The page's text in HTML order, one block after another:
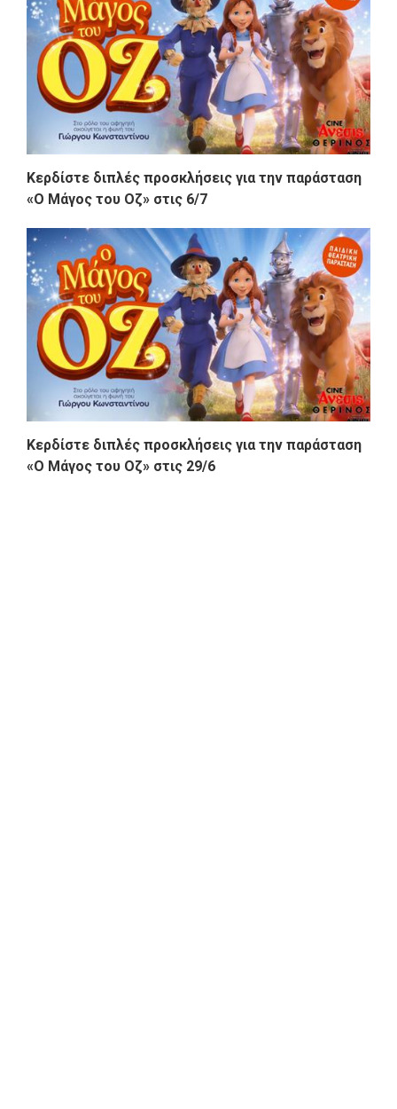
Κερδίστε διπλές προσκλήσεις για την παράσταση
«Ο Μάγος του Οζ» στις 6/7
Κερδίστε διπλές προσκλήσεις για την παράσταση
«Ο Μάγος του Οζ» στις 29/6